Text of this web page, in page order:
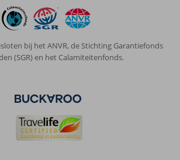
bij het ANVR, de Stichting Garantiefonds
(SGR) en het Calamiteitenfonds.